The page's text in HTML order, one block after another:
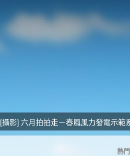
[攝影] 六月拍拍走－春風風力發電示範
熱